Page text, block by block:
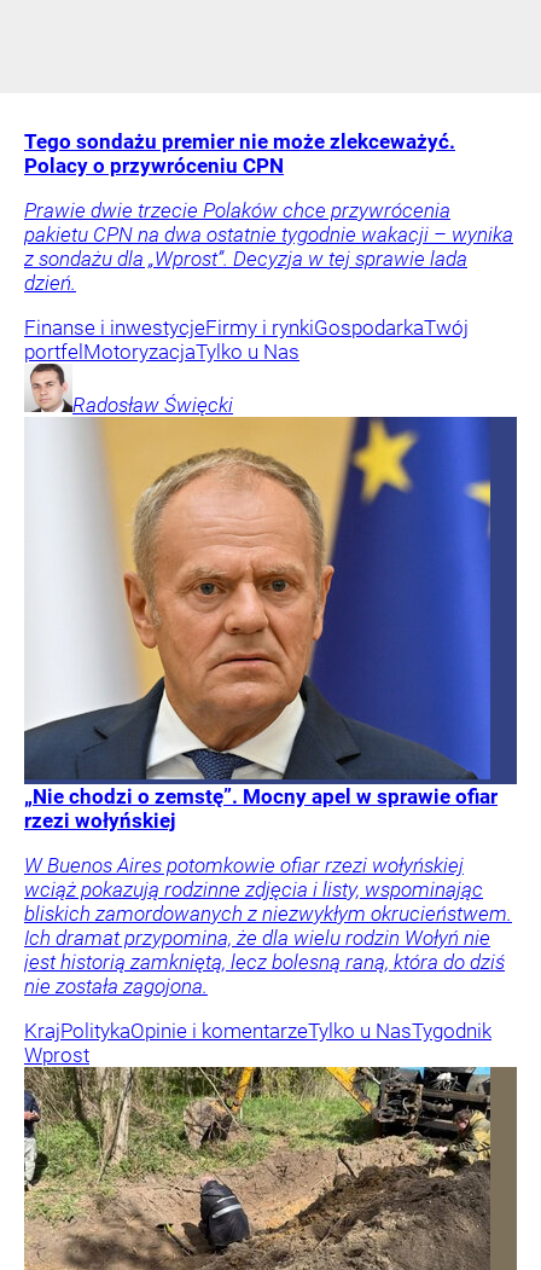
Tego sondażu premier nie może zlekceważyć.
Polacy o przywróceniu CPN
Prawie dwie trzecie Polaków chce przywrócenia
pakietu CPN na dwa ostatnie tygodnie wakacji – wynika
z sondażu dla „Wprost”. Decyzja w tej sprawie lada
dzień.
Finanse i inwestycjeFirmy i rynkiGospodarkaTwój
portfel MotoryzacjaTylko u Nas
Radosław Święcki
„Nie chodzi o zemstę”. Mocny apel w sprawie ofiar
rzezi wołyńskiej
W Buenos Aires potomkowie ofiar rzezi wołyńskiej
wciąż pokazują rodzinne zdjęcia i listy, wspominając
bliskich zamordowanych z niezwykłym okrucieństwem.
Ich dramat przypomina, że dla wielu rodzin Wołyń nie
jest historią zamkniętą, lecz bolesną raną, która do dziś
nie została zagojona.
KrajPolitykaOpinie i komentarzeTylko u NasTygodnik
Wprost